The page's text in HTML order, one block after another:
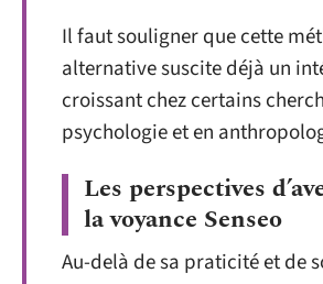
Il faut souligner que cette
alternative suscite déjà un
croissant chez certains
psychologie et en
Les perspectives
la voyance Senseo
Au-delà de sa praticité et de